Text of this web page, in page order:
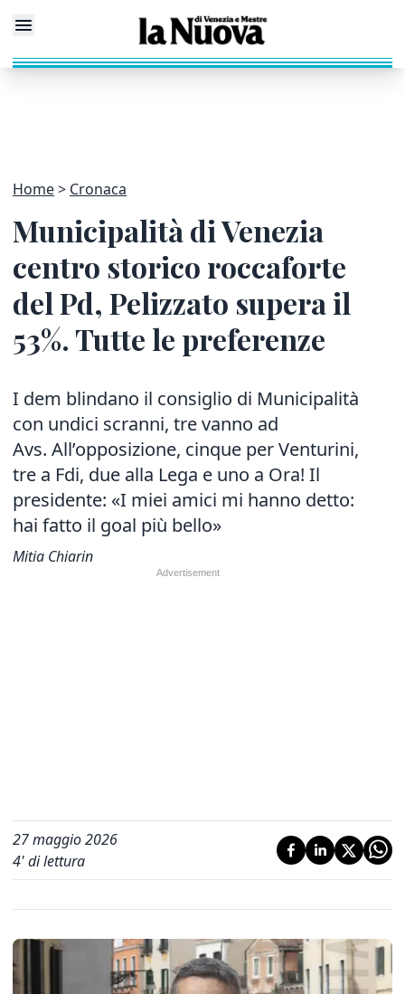
Home Cronaca
Municipalità di Venezia
centro storico roccaforte
del Pd, Pelizzato supera il
53%. Tutte le preferenze
I dem blindano il consiglio di Municipalità
con undici scranni, tre vanno ad
Avs. All’opposizione, cinque per Venturini,
tre a Fdi, due alla Lega e uno a Ora! Il
presidente: «I miei amici mi hanno detto:
hai fatto il goal più bello»
Mitia Chiarin
27 maggio 2026
4' di lettura